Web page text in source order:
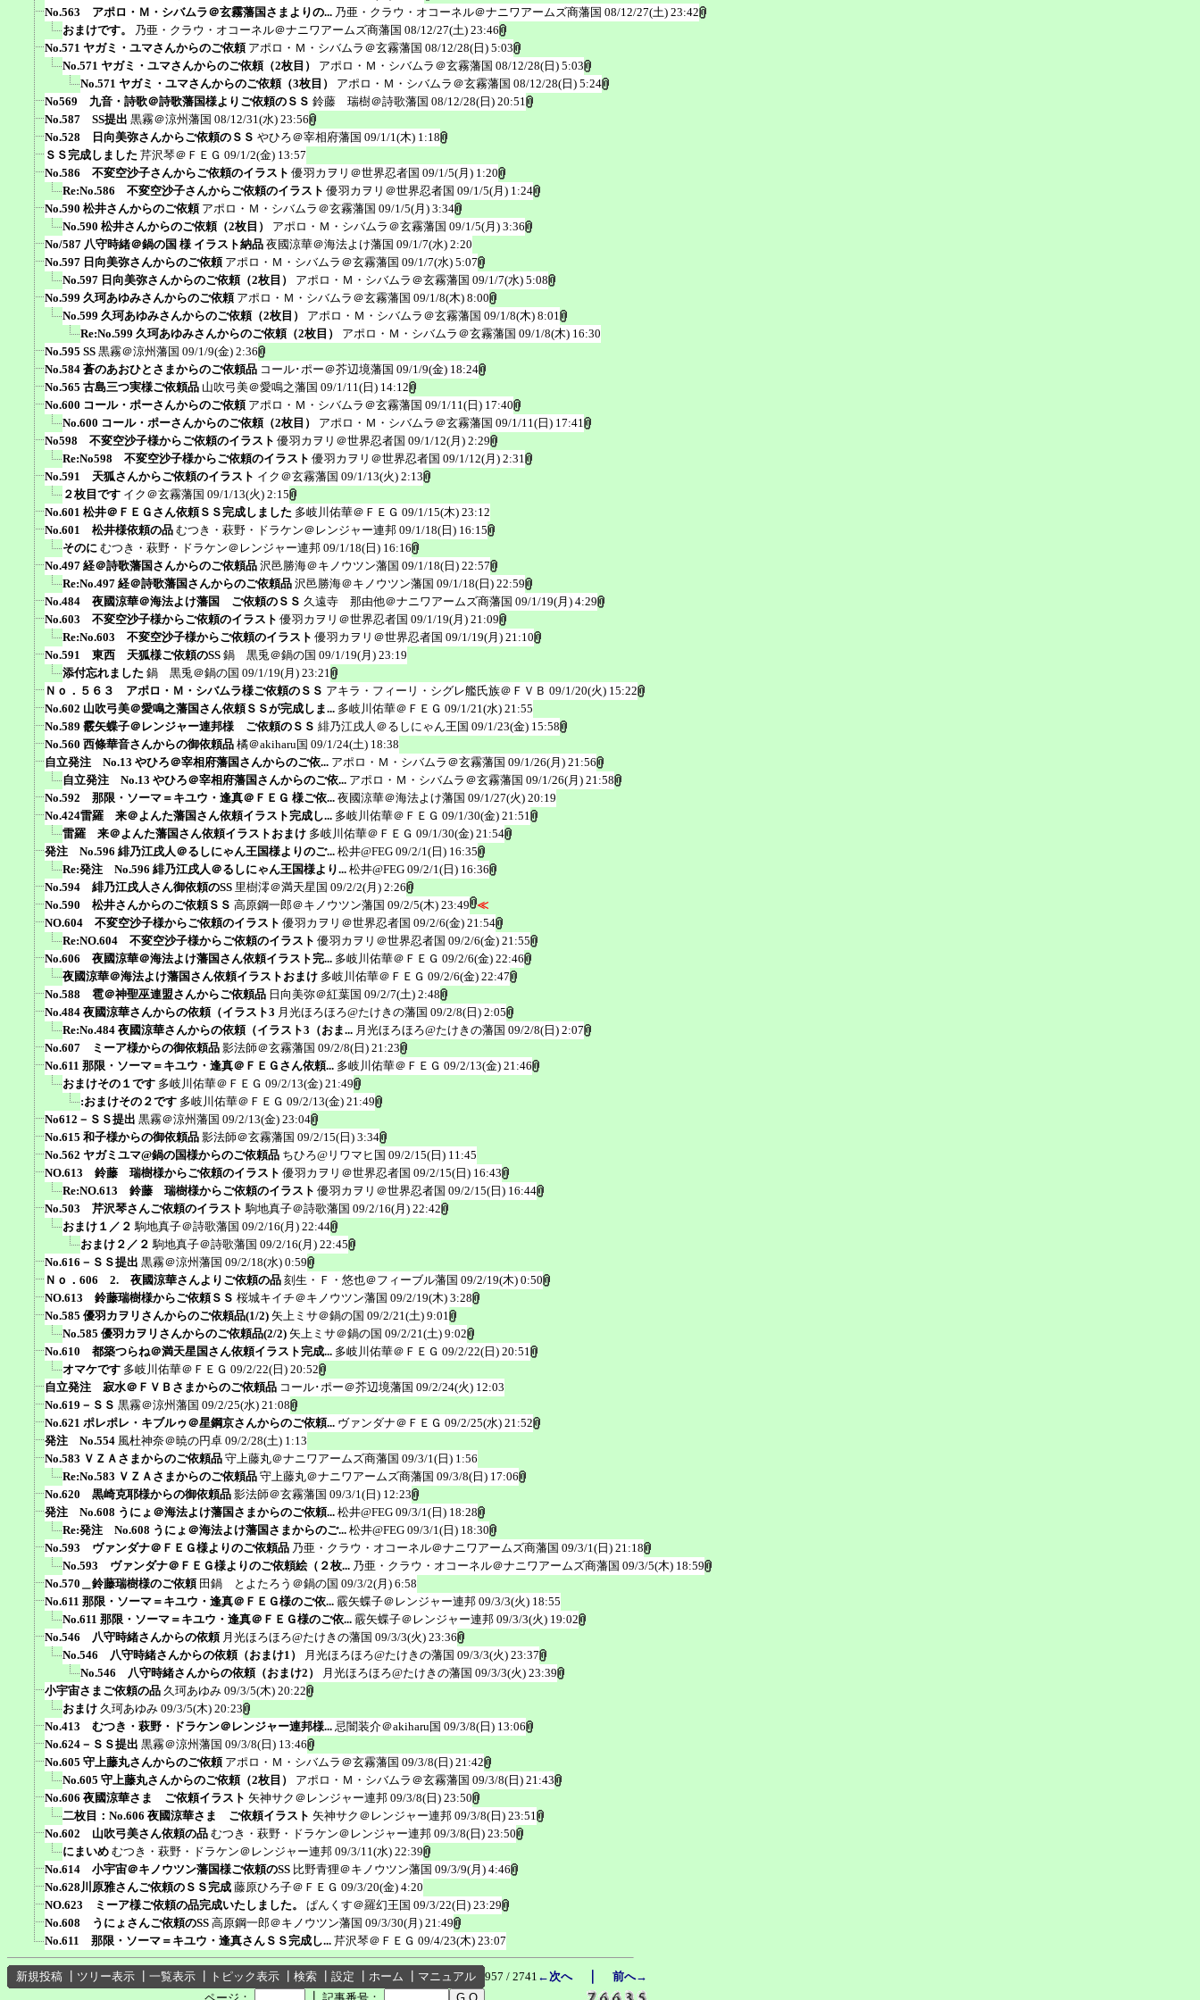
No.563 アポロ・Ｍ・シバムラ＠玄霧藩国さまよりの... 乃亜・クラウ・オコーネル＠ナニワアームズ商藩国 08/12/27(土) 23:42
おまけです。
乃亜・クラウ・オコーネル＠ナニワアームズ商藩国 08/12/27(土) 23:46
No.571 ヤガミ・ユマさんからのご依頼 アポロ・Ｍ・シバムラ＠玄霧藩国 08/12/28(日) 5:03
No.571 ヤガミ・ユマさんからのご依頼（2枚目）
アポロ・Ｍ・シバムラ＠玄霧藩国 08/12/28(日) 5:03
No.571 ヤガミ・ユマさんからのご依頼（3枚目）
アポロ・Ｍ・シバムラ＠玄霧藩国 08/12/28(日) 5:24
No569 九音・詩歌＠詩歌藩国様よりご依頼のＳＳ 鈴藤 瑞樹＠詩歌藩国 08/12/28(日) 20:51
No.587 SS提出 黒霧＠涼州藩国 08/12/31(水) 23:56
No.528 日向美弥さんからご依頼のＳＳ やひろ＠宰相府藩国 09/1/1(木) 1:18
ＳＳ完成しました 芹沢琴＠ＦＥＧ 09/1/2(金) 13:57
No.586 不変空沙子さんからご依頼のイラスト 優羽カヲリ＠世界忍者国 09/1/5(月) 1:20
Re:No.586 不変空沙子さんからご依頼のイラスト 優羽カヲリ＠世界忍者国 09/1/5(月) 1:24
No.590 松井さんからのご依頼 アポロ・Ｍ・シバムラ＠玄霧藩国 09/1/5(月) 3:34
No.590 松井さんからのご依頼（2枚目）
アポロ・Ｍ・シバムラ＠玄霧藩国 09/1/5(月) 3:36
No/587 八守時緒＠鍋の国 様 イラスト納品 夜國涼華＠海法よけ藩国 09/1/7(水) 2:20
No.597 日向美弥さんからのご依頼 アポロ・Ｍ・シバムラ＠玄霧藩国 09/1/7(水) 5:07
No.597 日向美弥さんからのご依頼（2枚目）
アポロ・Ｍ・シバムラ＠玄霧藩国 09/1/7(水) 5:08
No.599 久珂あゆみさんからのご依頼 アポロ・Ｍ・シバムラ＠玄霧藩国 09/1/8(木) 8:00
No.599 久珂あゆみさんからのご依頼（2枚目）
アポロ・Ｍ・シバムラ＠玄霧藩国 09/1/8(木) 8:01
Re:No.599 久珂あゆみさんからのご依頼（2枚目）
アポロ・Ｍ・シバムラ＠玄霧藩国 09/1/8(木) 16:30
No.595 SS 黒霧＠涼州藩国 09/1/9(金) 2:36
No.584 蒼のあおひとさまからのご依頼品 コール･ポー＠芥辺境藩国 09/1/9(金) 18:24
No.565 古島三つ実様ご依頼品 山吹弓美＠愛鳴之藩国 09/1/11(日) 14:12
No.600 コール・ポーさんからのご依頼 アポロ・Ｍ・シバムラ＠玄霧藩国 09/1/11(日) 17:40
No.600 コール・ポーさんからのご依頼（2枚目）
アポロ・Ｍ・シバムラ＠玄霧藩国 09/1/11(日) 17:41
No598 不変空沙子様からご依頼のイラスト 優羽カヲリ＠世界忍者国 09/1/12(月) 2:29
Re:No598 不変空沙子様からご依頼のイラスト 優羽カヲリ＠世界忍者国 09/1/12(月) 2:31
No.591 天狐さんからご依頼のイラスト イク＠玄霧藩国 09/1/13(火) 2:13
２枚目です イク＠玄霧藩国 09/1/13(火) 2:15
No.601 松井＠ＦＥＧさん依頼ＳＳ完成しました 多岐川佑華＠ＦＥＧ 09/1/15(木) 23:12
No.601 松井様依頼の品 むつき・萩野・ドラケン＠レンジャー連邦 09/1/18(日) 16:15
そのに むつき・萩野・ドラケン＠レンジャー連邦 09/1/18(日) 16:16
No.497 経＠詩歌藩国さんからのご依頼品 沢邑勝海＠キノウツン藩国 09/1/18(日) 22:57
Re:No.497 経＠詩歌藩国さんからのご依頼品 沢邑勝海＠キノウツン藩国 09/1/18(日) 22:59
No.484 夜國涼華＠海法よけ藩国 ご依頼のＳＳ 久遠寺 那由他＠ナニワアームズ商藩国 09/1/19(月) 4:29
No.603 不変空沙子様からご依頼のイラスト 優羽カヲリ＠世界忍者国 09/1/19(月) 21:09
Re:No.603 不変空沙子様からご依頼のイラスト 優羽カヲリ＠世界忍者国 09/1/19(月) 21:10
No.591 東西 天狐様ご依頼のSS 鍋 黒兎＠鍋の国 09/1/19(月) 23:19
添付忘れました 鍋 黒兎＠鍋の国 09/1/19(月) 23:21
Ｎｏ．５６３ アポロ・Ｍ・シバムラ様ご依頼のＳＳ アキラ・フィーリ・シグレ艦氏族＠ＦＶＢ 09/1/20(火) 15:22
No.602 山吹弓美＠愛鳴之藩国さん依頼ＳＳが完成しま... 多岐川佑華＠ＦＥＧ 09/1/21(水) 21:55
No.589 霰矢蝶子＠レンジャー連邦様 ご依頼のＳＳ 緋乃江戌人＠るしにゃん王国 09/1/23(金) 15:58
No.560 西條華音さんからの御依頼品 橘＠akiharu国 09/1/24(土) 18:38
自立発注 No.13 やひろ＠宰相府藩国さんからのご依... アポロ・Ｍ・シバムラ＠玄霧藩国 09/1/26(月) 21:56
自立発注 No.13 やひろ＠宰相府藩国さんからのご依... アポロ・Ｍ・シバムラ＠玄霧藩国 09/1/26(月) 21:58
No.592 那限・ソーマ＝キユウ・逢真＠ＦＥＧ 様ご依... 夜國涼華＠海法よけ藩国 09/1/27(火) 20:19
No.424雷羅 来＠よんた藩国さん依頼イラスト完成し... 多岐川佑華＠ＦＥＧ 09/1/30(金) 21:51
雷羅 来＠よんた藩国さん依頼イラストおまけ 多岐川佑華＠ＦＥＧ 09/1/30(金) 21:54
発注 No.596 緋乃江戌人＠るしにゃん王国様よりのご... 松井@FEG 09/2/1(日) 16:35
Re:発注 No.596 緋乃江戌人＠るしにゃん王国様より... 松井@FEG 09/2/1(日) 16:36
No.594 緋乃江戌人さん御依頼のSS 里樹澪＠満天星国 09/2/2(月) 2:26
No.590 松井さんからのご依頼ＳＳ 高原鋼一郎＠キノウツン藩国 09/2/5(木) 23:49 ≪
NO.604 不変空沙子様からご依頼のイラスト 優羽カヲリ＠世界忍者国 09/2/6(金) 21:54
Re:NO.604 不変空沙子様からご依頼のイラスト 優羽カヲリ＠世界忍者国 09/2/6(金) 21:55
No.606 夜國涼華＠海法よけ藩国さん依頼イラスト完... 多岐川佑華＠ＦＥＧ 09/2/6(金) 22:46
夜國涼華＠海法よけ藩国さん依頼イラストおまけ 多岐川佑華＠ＦＥＧ 09/2/6(金) 22:47
No.588 雹＠神聖巫連盟さんからご依頼品 日向美弥＠紅葉国 09/2/7(土) 2:48
No.484 夜國涼華さんからの依頼（イラスト3 月光ほろほろ@たけきの藩国 09/2/8(日) 2:05
Re:No.484 夜國涼華さんからの依頼（イラスト3（おま... 月光ほろほろ@たけきの藩国 09/2/8(日) 2:07
No.607 ミーア様からの御依頼品 影法師＠玄霧藩国 09/2/8(日) 21:23
No.611 那限・ソーマ＝キユウ・逢真＠ＦＥＧさん依頼... 多岐川佑華＠ＦＥＧ 09/2/13(金) 21:46
おまけその１です 多岐川佑華＠ＦＥＧ 09/2/13(金) 21:49
:おまけその２です 多岐川佑華＠ＦＥＧ 09/2/13(金) 21:49
No612－ＳＳ提出 黒霧＠涼州藩国 09/2/13(金) 23:04
No.615 和子様からの御依頼品 影法師＠玄霧藩国 09/2/15(日) 3:34
No.562 ヤガミユマ@鍋の国様からのご依頼品 ちひろ@リワマヒ国 09/2/15(日) 11:45
NO.613 鈴藤 瑞樹様からご依頼のイラスト 優羽カヲリ＠世界忍者国 09/2/15(日) 16:43
Re:NO.613 鈴藤 瑞樹様からご依頼のイラスト 優羽カヲリ＠世界忍者国 09/2/15(日) 16:44
No.503 芹沢琴さんご依頼のイラスト 駒地真子＠詩歌藩国 09/2/16(月) 22:42
おまけ１／２ 駒地真子＠詩歌藩国 09/2/16(月) 22:44
おまけ２／２ 駒地真子＠詩歌藩国 09/2/16(月) 22:45
No.616－ＳＳ提出 黒霧＠涼州藩国 09/2/18(水) 0:59
Ｎｏ．606 2. 夜國涼華さんよりご依頼の品 刻生・Ｆ・悠也＠フィーブル藩国 09/2/19(木) 0:50
NO.613 鈴藤瑞樹様からご依頼ＳＳ 桜城キイチ＠キノウツン藩国 09/2/19(木) 3:28
No.585 優羽カヲリさんからのご依頼品(1/2) 矢上ミサ＠鍋の国 09/2/21(土) 9:01
No.585 優羽カヲリさんからのご依頼品(2/2) 矢上ミサ＠鍋の国 09/2/21(土) 9:02
No.610 都築つらね＠満天星国さん依頼イラスト完成... 多岐川佑華＠ＦＥＧ 09/2/22(日) 20:51
オマケです 多岐川佑華＠ＦＥＧ 09/2/22(日) 20:52
自立発注 寂水＠ＦＶＢさまからのご依頼品 コール･ポー＠芥辺境藩国 09/2/24(火) 12:03
No.619－ＳＳ 黒霧＠涼州藩国 09/2/25(水) 21:08
No.621 ポレポレ・キブルゥ＠星鋼京さんからのご依頼... ヴァンダナ＠ＦＥＧ 09/2/25(水) 21:52
発注 No.554 風杜神奈＠暁の円卓 09/2/28(土) 1:13
No.583 ＶＺＡさまからのご依頼品 守上藤丸＠ナニワアームズ商藩国 09/3/1(日) 1:56
Re:No.583 ＶＺＡさまからのご依頼品 守上藤丸＠ナニワアームズ商藩国 09/3/8(日) 17:06
No.620 黒崎克耶様からの御依頼品 影法師＠玄霧藩国 09/3/1(日) 12:23
発注 No.608 うにょ＠海法よけ藩国さまからのご依頼... 松井@FEG 09/3/1(日) 18:28
Re:発注 No.608 うにょ＠海法よけ藩国さまからのご... 松井@FEG 09/3/1(日) 18:30
No.593 ヴァンダナ＠ＦＥＧ様よりのご依頼品 乃亜・クラウ・オコーネル＠ナニワアームズ商藩国 09/3/1(日) 21:18
No.593 ヴァンダナ＠ＦＥＧ様よりのご依頼絵（２枚... 乃亜・クラウ・オコーネル＠ナニワアームズ商藩国 09/3/5(木) 18:59
No.570＿鈴藤瑞樹様のご依頼 田鍋 とよたろう＠鍋の国 09/3/2(月) 6:58
No.611 那限・ソーマ＝キユウ・逢真＠ＦＥＧ様のご依... 霰矢蝶子＠レンジャー連邦 09/3/3(火) 18:55
No.611 那限・ソーマ＝キユウ・逢真＠ＦＥＧ様のご依... 霰矢蝶子＠レンジャー連邦 09/3/3(火) 19:02
No.546 八守時緒さんからの依頼 月光ほろほろ@たけきの藩国 09/3/3(火) 23:36
No.546 八守時緒さんからの依頼（おまけ1）
月光ほろほろ@たけきの藩国 09/3/3(火) 23:37
No.546 八守時緒さんからの依頼（おまけ2）
月光ほろほろ@たけきの藩国 09/3/3(火) 23:39
小宇宙さまご依頼の品 久珂あゆみ 09/3/5(木) 20:22
おまけ 久珂あゆみ 09/3/5(木) 20:23
No.413 むつき・萩野・ドラケン＠レンジャー連邦様... 忌闇装介＠akiharu国 09/3/8(日) 13:06
No.624－ＳＳ提出 黒霧＠涼州藩国 09/3/8(日) 13:46
No.605 守上藤丸さんからのご依頼 アポロ・Ｍ・シバムラ＠玄霧藩国 09/3/8(日) 21:42
No.605 守上藤丸さんからのご依頼（2枚目）
アポロ・Ｍ・シバムラ＠玄霧藩国 09/3/8(日) 21:43
No.606 夜國涼華さま ご依頼イラスト 矢神サク＠レンジャー連邦 09/3/8(日) 23:50
二枚目：No.606 夜國涼華さま ご依頼イラスト 矢神サク＠レンジャー連邦 09/3/8(日) 23:51
No.602 山吹弓美さん依頼の品 むつき・萩野・ドラケン＠レンジャー連邦 09/3/8(日) 23:50
にまいめ むつき・萩野・ドラケン＠レンジャー連邦 09/3/11(水) 22:39
No.614 小宇宙＠キノウツン藩国様ご依頼のSS 比野青狸＠キノウツン藩国 09/3/9(月) 4:46
No.628川原雅さんご依頼のＳＳ完成 藤原ひろ子＠ＦＥＧ 09/3/20(金) 4:20
NO.623 ミーア様ご依頼の品完成いたしました。
ぱんくす＠羅幻王国 09/3/22(日) 23:29
No.608 うにょさんご依頼のSS 高原鋼一郎＠キノウツン藩国 09/3/30(月) 21:49
No.611 那限・ソーマ＝キユウ・逢真さんＳＳ完成し... 芹沢琴＠ＦＥＧ 09/4/23(木) 23:07
新規投稿 ツリー表示 一覧表示 トピック表示 検索 設定 ホーム マニュアル 957 / 2741 ←次へ｜ 前へ→